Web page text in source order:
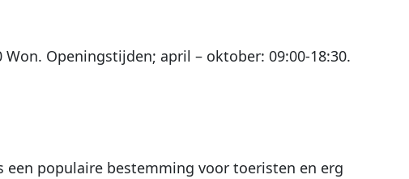
Openingstijden; april – oktober: 09:00-18:30.
een populaire bestemming voor toeristen en erg